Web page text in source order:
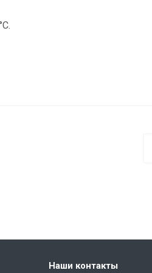
Наши контакты